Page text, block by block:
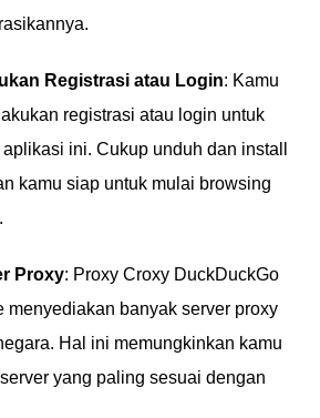
Registrasi atau Login: Kamu
registrasi atau login untuk
ini. Cukup unduh dan install
kamu siap untuk mulai browsing
Proxy: Proxy Croxy DuckDuckGo
menyediakan banyak server proxy
Hal ini memungkinkan kamu
yang paling sesuai dengan